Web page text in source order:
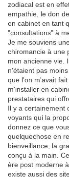
zodiacal est en
empathie, le don
en cabinet en tant
"consultations" à
Je me souviens
chiromancie à une
mon ancienne vie.
n'étaient pas
que l'on m'avait
m'installer en
prestataires qui
Il y a certainement
voyants qui la
donnez ce que
quelquechose en
bienveillance, la
conçu à la main.
ère post moderne
existe aussi des